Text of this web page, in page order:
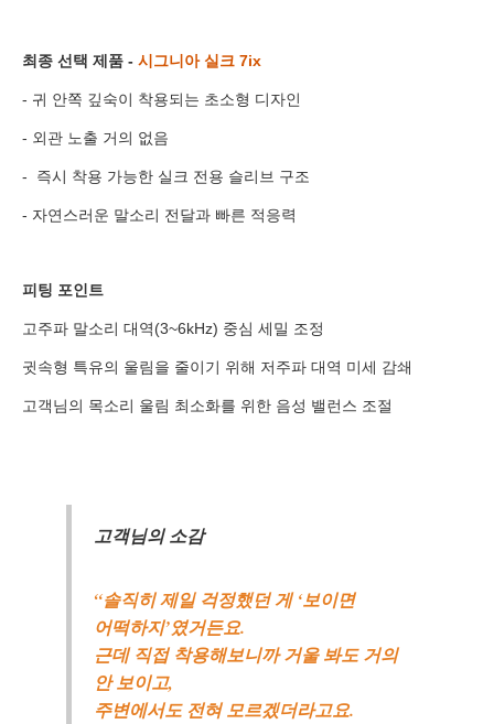
최종 선택 제품 - 시그니아 실크 7ix
- 귀 안쪽 깊숙이 착용되는 초소형 디자인
- 외관 노출 거의 없음
- 즉시 착용 가능한 실크 전용 슬리브 구조
- 자연스러운 말소리 전달과 빠른 적응력
피팅 포인트
고주파 말소리 대역(3~6kHz) 중심 세밀 조정
귓속형 특유의 울림을 줄이기 위해 저주파 대역 미세 감쇄
고객님의 목소리 울림 최소화를 위한 음성 밸런스 조절
고객님의 소감
“솔직히 제일 걱정했던 게 ‘보이면
어떡하지’였거든요.
근데 직접 착용해보니까 거울 봐도 거의
안 보이고,
주변에서도 전혀 모르겠더라고요.
분야
내용